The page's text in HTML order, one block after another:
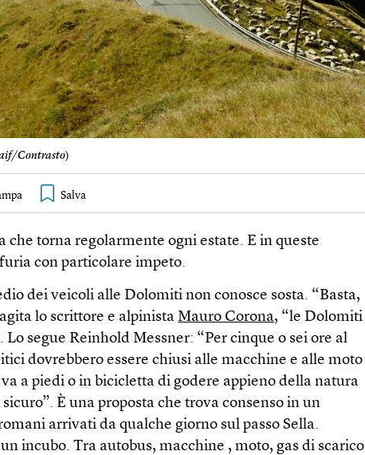
Contrasto)
che torna regolarmente ogni estate. E in queste
con particolare impeto.
dei veicoli alle Dolomiti non conosce sosta. “Basta,
lo scrittore e alpinista Mauro Corona, “le Dolomiti
Lo segue Reinhold Messner: “Per cinque o sei ore al
dovrebbero essere chiusi alle macchine e alle moto
a piedi o in bicicletta di godere appieno della natura
È una proposta che trova consenso in un
arrivati da qualche giorno sul passo Sella.
incubo. Tra autobus, macchine , moto, gas di scarico